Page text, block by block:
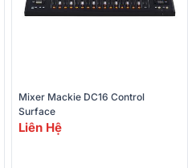
Mixer Mackie DC16 Control
Surface
Liên Hệ